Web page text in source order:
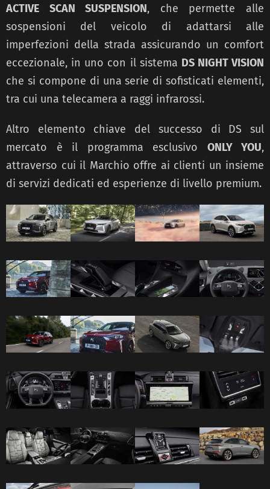
ACTIVE SCAN SUSPENSION, che permette alle
sospensioni del veicolo di adattarsi alle
imperfezioni della strada assicurando un comfort
eccezionale, in uno con il sistema DS NIGHT VISION
che si compone di una serie di sofisticati elementi,
tra cui una telecamera a raggi infrarossi.
Altro elemento chiave del successo di DS sul
mercato è il programma esclusivo ONLY YOU,
attraverso cui il Marchio offre ai clienti un insieme
di servizi dedicati ed esperienze di livello premium.